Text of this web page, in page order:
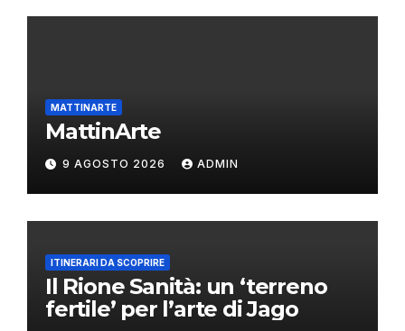
MATTINARTE
MattinArte
9 AGOSTO 2026 ADMIN
ITINERARI DA SCOPRIRE
Il Rione Sanità: un ‘terreno
fertile’ per l’arte di Jago